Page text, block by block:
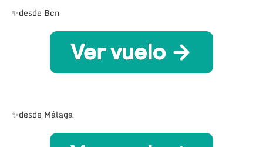
✨desde Bcn
✨desde Málaga